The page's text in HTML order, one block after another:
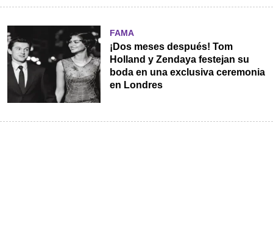
FAMA
¡Dos meses después! Tom
Holland y Zendaya festejan su
boda en una exclusiva ceremonia
en Londres